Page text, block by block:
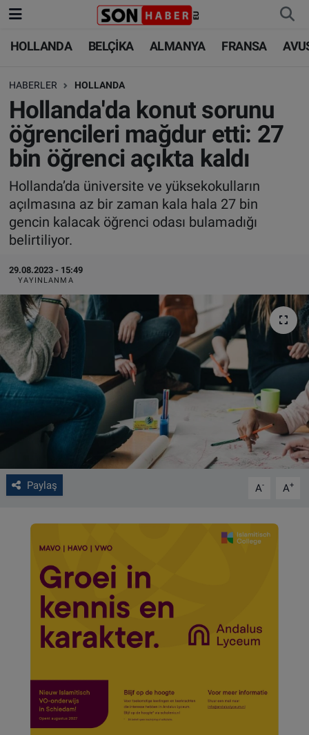
HOLLANDA BELÇİKA ALMANYA FRANSA
HABERLER HOLLANDA
Hollanda'da konut sorunu
öğrencileri mağdur etti: 27
bin öğrenci açıkta kaldı
Hollanda’da üniversite ve yüksekokulların
açılmasına az bir zaman kala hala 27 bin
gencin kalacak öğrenci odası bulamadığı
belirtiliyor.
29.08.2023 - 15:49
YAYINLANMA
Paylaş A- A+
HOLLANDA
BELÇİKA
ALMANYA
FRANSA
AVUSTURYA
SAĞLIK - YAŞAM
BİLİM-TEKNOLOJİ
HOLLANDA
BELÇİKA
ALMANYA
TÜRKİYE
DÜNYA
BİLİM-TEKNOLOJİ
SAĞLIK
FOTO GALERİ
VIDEO GALERİ
ALGEMENE VOORWAARDEN
CONTACT
Çerez Politikası
Nöbetçi Eczaneler
Hava Durumu
Trafik Durumu
Süper Lig Puan Durumu ve Fikstür
Tüm Manşetler
Son Dakika Haberleri
Haber Arşivi